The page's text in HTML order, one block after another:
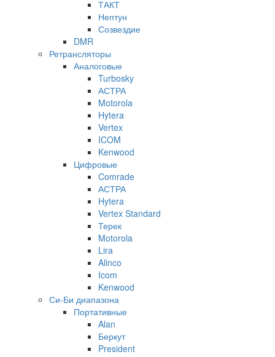
ТАКТ
Нептун
Созвездие
DMR
Ретрансляторы
Аналоговые
Turbosky
АСТРА
Motorola
Hytera
Vertex
ICOM
Kenwood
Цифровые
Comrade
АСТРА
Hytera
Vertex Standard
Терек
Motorola
Lira
Alinco
Icom
Kenwood
Си-Би диапазона
Портативные
Alan
Беркут
President